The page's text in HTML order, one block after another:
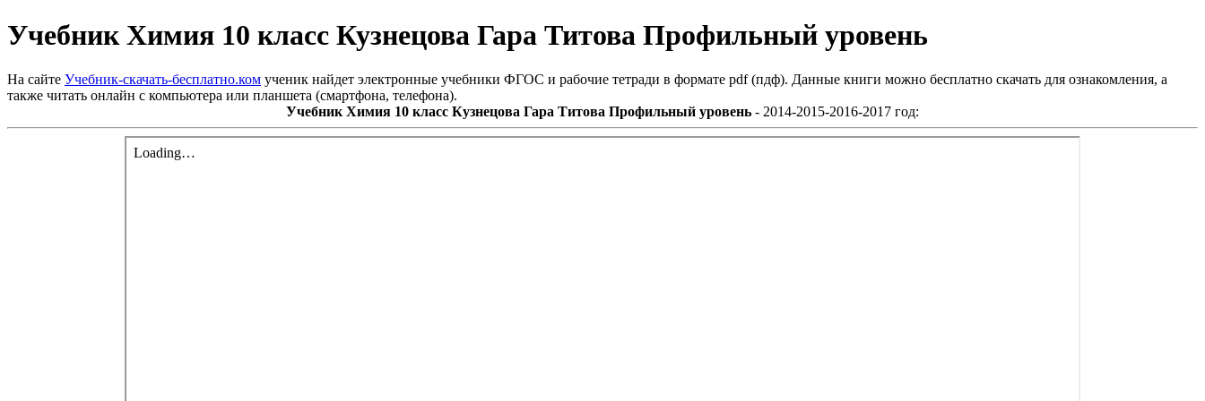
Учебник Химия 10 класс Кузнецова Гара Титова Профильный уровень
На сайте Учебник-скачать-бесплатно.ком ученик найдет электронные учебники ФГОС и рабочие тетради в формате pdf (пдф). Данные книги можно бесплатно скачать для ознакомления, а
также читать онлайн с компьютера или планшета (смартфона, телефона).
Учебник Химия 10 класс Кузнецова Гара Титова Профильный уровень - 2014-2015-2016-2017 год: